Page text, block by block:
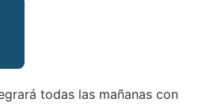
todas las mañanas con